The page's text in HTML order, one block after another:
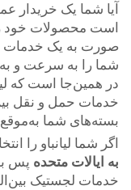
آیا شما یک خریدار
است محصولات خود
صورت به یک خدمات
شما را به سرعت و
در همین‌جا است که
خدمات حمل و نقل
بسته‌های شما
اگر شما لیانباو را
به ایالات متحده پس
خدمات لجستیک